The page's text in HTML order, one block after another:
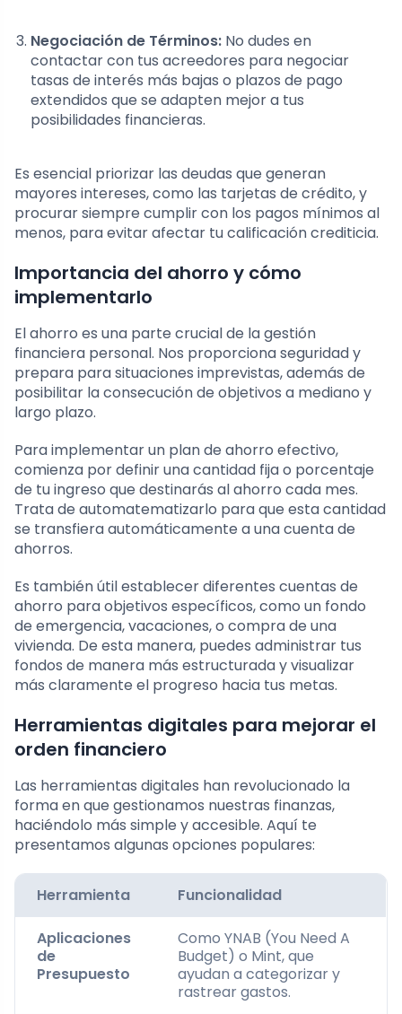
Negociación de Términos: No dudes en
contactar con tus acreedores para negociar
tasas de interés más bajas o plazos de pago
extendidos que se adapten mejor a tus
posibilidades financieras.
Es esencial priorizar las deudas que generan
mayores intereses, como las tarjetas de crédito, y
procurar siempre cumplir con los pagos mínimos al
menos, para evitar afectar tu calificación crediticia.
Importancia del ahorro y cómo
implementarlo
El ahorro es una parte crucial de la gestión
financiera personal. Nos proporciona seguridad y
prepara para situaciones imprevistas, además de
posibilitar la consecución de objetivos a mediano y
largo plazo.
Para implementar un plan de ahorro efectivo,
comienza por definir una cantidad fija o porcentaje
de tu ingreso que destinarás al ahorro cada mes.
Trata de automatematizarlo para que esta cantidad
se transfiera automáticamente a una cuenta de
ahorros.
Es también útil establecer diferentes cuentas de
ahorro para objetivos específicos, como un fondo
de emergencia, vacaciones, o compra de una
vivienda. De esta manera, puedes administrar tus
fondos de manera más estructurada y visualizar
más claramente el progreso hacia tus metas.
Herramientas digitales para mejorar el
orden financiero
Las herramientas digitales han revolucionado la
forma en que gestionamos nuestras finanzas,
haciéndolo más simple y accesible. Aquí te
presentamos algunas opciones populares:
Herramienta Funcionalidad
Aplicaciones
de
Presupuesto
Como YNAB (You Need A
Budget) o Mint, que
ayudan a categorizar y
rastrear gastos.